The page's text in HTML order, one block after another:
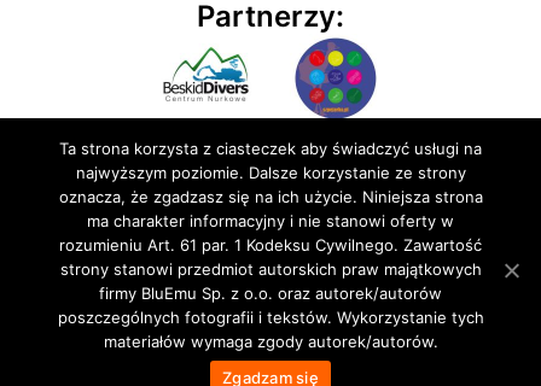
Partnerzy:
© 2020 BluEmu sp. z o.o. Wszelkie prawa zastrzeżone
Ta strona korzysta z ciasteczek aby świadczyć usługi na
najwyższym poziomie. Dalsze korzystanie ze strony
oznacza, że zgadzasz się na ich użycie. Niniejsza strona
ma charakter informacyjny i nie stanowi oferty w
rozumieniu Art. 61 par. 1 Kodeksu Cywilnego. Zawartość
strony stanowi przedmiot autorskich praw majątkowych
firmy BluEmu Sp. z o.o. oraz autorek/autorów
poszczególnych fotografii i tekstów. Wykorzystanie tych
materiałów wymaga zgody autorek/autorów.
Zgadzam się